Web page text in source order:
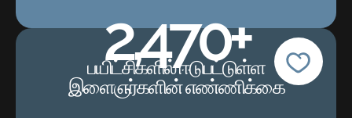
2,475+
பயிட்சிகளில் ஈடுபட்டுள்ள
இளைஞர்களின் எண்ணிக்கை